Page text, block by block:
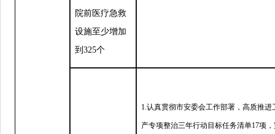
院前医疗急救
设施至少增加
到325个
1.认真贯彻市安委会工作部署，高质推
产专项整治三年行动目标任务清单17项，